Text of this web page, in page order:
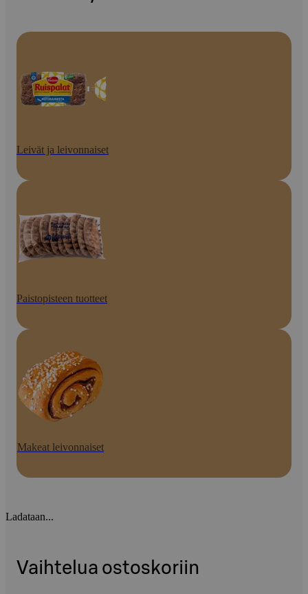
Leivät ja leivonnaiset
Paistopisteen tuotteet
Makeat leivonnaiset
Ladataan...
Vaihtelua ostoskoriin